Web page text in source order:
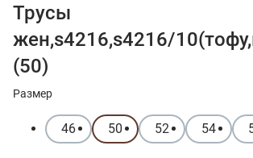
Трусы
жен,s4216,s4216/
(50)
Размер
46 50 52 54